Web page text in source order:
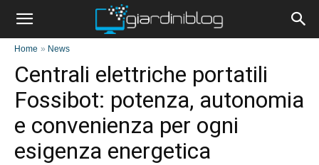
Home » News
Centrali elettriche portatili
Fossibot: potenza, autonomia
e convenienza per ogni
esigenza energetica